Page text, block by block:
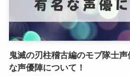
鬼滅の刃柱稽古編のモブ隊士
な声優陣について！